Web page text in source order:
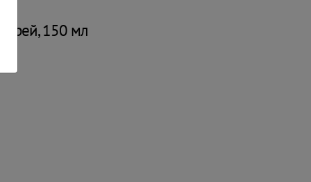
150 мл